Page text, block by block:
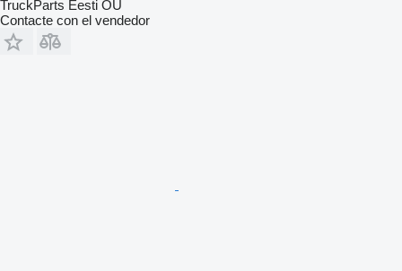
TruckParts Eesti OÜ
Contacte con el vendedor